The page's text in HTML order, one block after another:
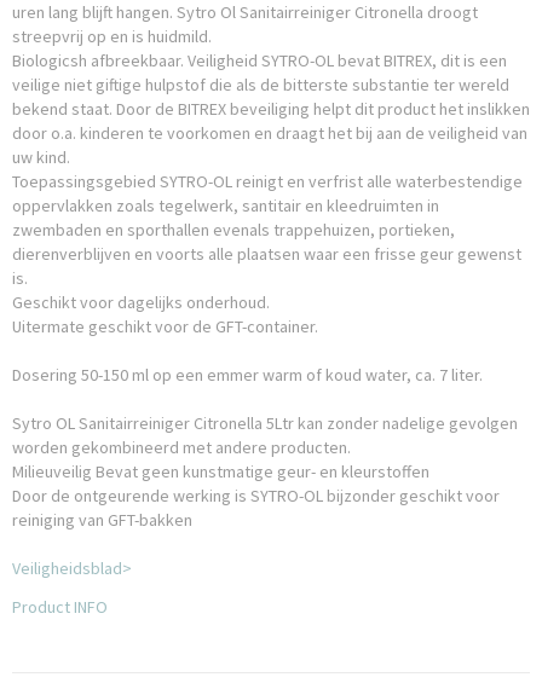
uren lang blijft hangen. Sytro Ol Sanitairreiniger Citronella droogt
streepvrij op en is huidmild.
Biologicsh afbreekbaar. Veiligheid SYTRO-OL bevat BITREX, dit is een
veilige niet giftige hulpstof die als de bitterste substantie ter wereld
bekend staat. Door de BITREX beveiliging helpt dit product het inslikken
door o.a. kinderen te voorkomen en draagt het bij aan de veiligheid van
uw kind.
Toepassingsgebied SYTRO-OL reinigt en verfrist alle waterbestendige
oppervlakken zoals tegelwerk, santitair en kleedruimten in
zwembaden en sporthallen evenals trappehuizen, portieken,
dierenverblijven en voorts alle plaatsen waar een frisse geur gewenst
is.
Geschikt voor dagelijks onderhoud.
Uitermate geschikt voor de GFT-container.
Dosering 50-150 ml op een emmer warm of koud water, ca. 7 liter.
Sytro OL Sanitairreiniger Citronella 5Ltr kan zonder nadelige gevolgen
worden gekombineerd met andere producten.
Milieuveilig Bevat geen kunstmatige geur- en kleurstoffen
Door de ontgeurende werking is SYTRO-OL bijzonder geschikt voor
reiniging van GFT-bakken
Veiligheidsblad>
Product INFO